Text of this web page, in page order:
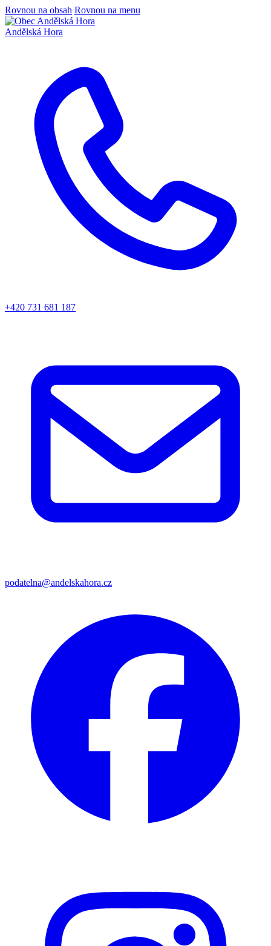
Rovnou na obsah Rovnou na menu
Andělská Hora
+420 731 681 187
podatelna@andelskahora.cz